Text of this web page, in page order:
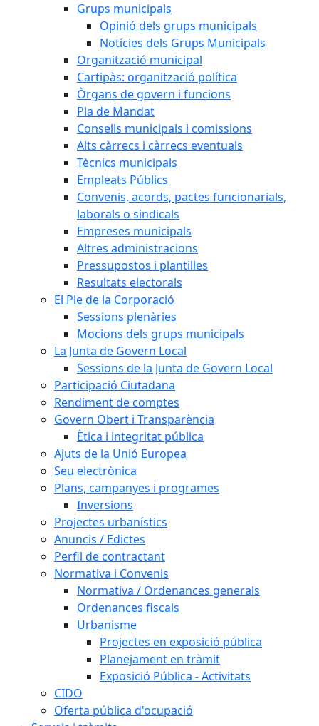
Grups municipals
Opinió dels grups municipals
Notícies dels Grups Municipals
Organització municipal
Cartipàs: organització política
Òrgans de govern i funcions
Pla de Mandat
Consells municipals i comissions
Alts càrrecs i càrrecs eventuals
Tècnics municipals
Empleats Públics
Convenis, acords, pactes funcionarials,
laborals o sindicals
Empreses municipals
Altres administracions
Pressupostos i plantilles
Resultats electorals
El Ple de la Corporació
Sessions plenàries
Mocions dels grups municipals
La Junta de Govern Local
Sessions de la Junta de Govern Local
Participació Ciutadana
Rendiment de comptes
Govern Obert i Transparència
Ètica i integritat pública
Ajuts de la Unió Europea
Seu electrònica
Plans, campanyes i programes
Inversions
Projectes urbanístics
Anuncis / Edictes
Perfil de contractant
Normativa i Convenis
Normativa / Ordenances generals
Ordenances fiscals
Urbanisme
Projectes en exposició pública
Planejament en tràmit
Exposició Pública - Activitats
CIDO
Oferta pública d'ocupació